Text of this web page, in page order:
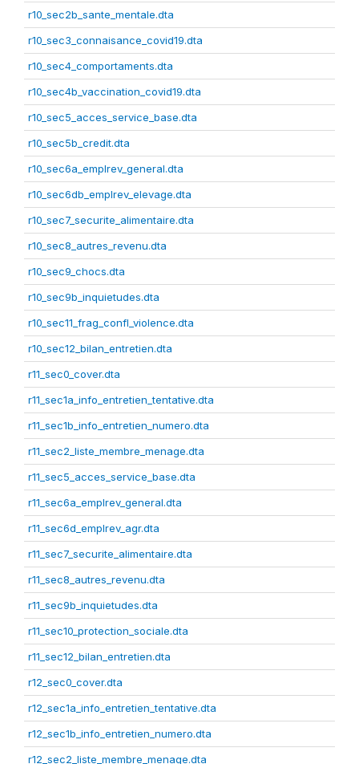
r10_sec2b_sante_mentale.dta
r10_sec3_connaisance_covid19.dta
r10_sec4_comportaments.dta
r10_sec4b_vaccination_covid19.dta
r10_sec5_acces_service_base.dta
r10_sec5b_credit.dta
r10_sec6a_emplrev_general.dta
r10_sec6db_emplrev_elevage.dta
r10_sec7_securite_alimentaire.dta
r10_sec8_autres_revenu.dta
r10_sec9_chocs.dta
r10_sec9b_inquietudes.dta
r10_sec11_frag_confl_violence.dta
r10_sec12_bilan_entretien.dta
r11_sec0_cover.dta
r11_sec1a_info_entretien_tentative.dta
r11_sec1b_info_entretien_numero.dta
r11_sec2_liste_membre_menage.dta
r11_sec5_acces_service_base.dta
r11_sec6a_emplrev_general.dta
r11_sec6d_emplrev_agr.dta
r11_sec7_securite_alimentaire.dta
r11_sec8_autres_revenu.dta
r11_sec9b_inquietudes.dta
r11_sec10_protection_sociale.dta
r11_sec12_bilan_entretien.dta
r12_sec0_cover.dta
r12_sec1a_info_entretien_tentative.dta
r12_sec1b_info_entretien_numero.dta
r12_sec2_liste_membre_menage.dta